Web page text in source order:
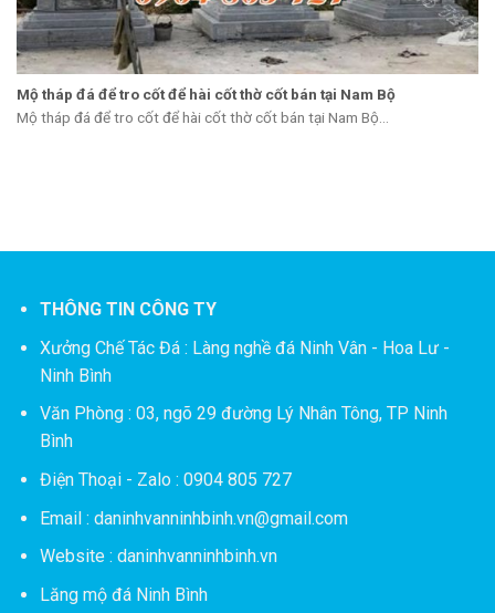
Mộ tháp đá để tro cốt để hài cốt thờ cốt bán tại Nam Bộ
Mộ tháp đá để tro cốt để hài cốt thờ cốt bán tại Nam Bộ...
THÔNG TIN CÔNG TY
Xưởng Chế Tác Đá : Làng nghề đá Ninh Vân - Hoa Lư -
Ninh Bình
Văn Phòng : 03, ngõ 29 đường Lý Nhân Tông, TP Ninh
Bình
Điện Thoại - Zalo : 0904 805 727
Email : daninhvanninhbinh.vn@gmail.com
Website : daninhvanninhbinh.vn
Lăng mộ đá Ninh Bình